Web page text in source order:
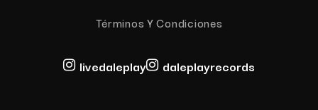
Términos Y Condiciones
livedaleplay daleplayrecords